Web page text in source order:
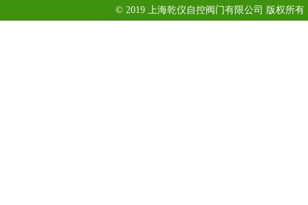
© 2019 上海乾仪自控阀门有限公司 版权所有